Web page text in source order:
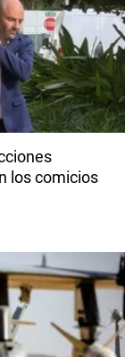
los comicios